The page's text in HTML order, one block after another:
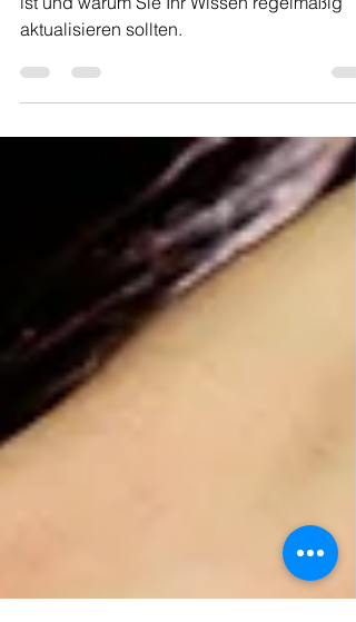
umfassender Leitfaden
Erfahre, wie lange Ihr Erste-Hilfe-Kurs gültig